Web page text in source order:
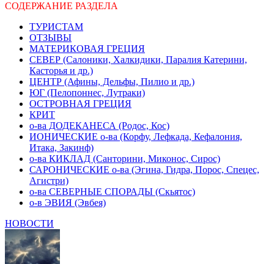
СОДЕРЖАНИЕ РАЗДЕЛА
ТУРИСТАМ
ОТЗЫВЫ
МАТЕРИКОВАЯ ГРЕЦИЯ
СЕВЕР (Салоники, Халкидики, Паралия Катерини,
Касторья и др.)
ЦЕНТР (Афины, Дельфы, Пилио и др.)
ЮГ (Пелопоннес, Лутраки)
ОСТРОВНАЯ ГРЕЦИЯ
КРИТ
о-ва ДОДЕКАНЕСА (Родос, Кос)
ИОНИЧЕСКИЕ о-ва (Корфу, Лефкада, Кефалония,
Итака, Закинф)
о-ва КИКЛАД (Санторини, Миконос, Сирос)
САРОНИЧЕСКИЕ о-ва (Эгина, Гидра, Порос, Спецес,
Агистри)
о-ва СЕВЕРНЫЕ СПОРАДЫ (Скьятос)
о-в ЭВИЯ (Эвбея)
НОВОСТИ